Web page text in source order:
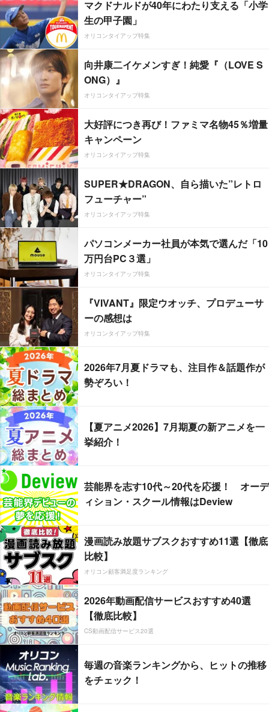
マクドナルドが40年にわたり支える「小学
生の甲子園」
オリコンタイアップ特集
向井康二イケメンすぎ！純愛『（LOVE S
ONG）』
オリコンタイアップ特集
大好評につき再び！ファミマ名物45％増量
キャンペーン
オリコンタイアップ特集
SUPER★DRAGON、自ら描いた”レトロ
フューチャー”
オリコンタイアップ特集
パソコンメーカー社員が本気で選んだ「10
万円台PC３選」
オリコンタイアップ特集
『VIVANT』限定ウオッチ、プロデューサ
ーの感想は
オリコンタイアップ特集
2026年7月夏ドラマも、注目作＆話題作が
勢ぞろい！
【夏アニメ2026】7月期夏の新アニメを一
挙紹介！
芸能界を志す10代～20代を応援！ オーデ
ィション・スクール情報はDeview
漫画読み放題サブスクおすすめ11選【徹底
比較】
オリコン顧客満足度ランキング
2026年動画配信サービスおすすめ40選
【徹底比較】
CS動画配信サービス20選
毎週の音楽ランキングから、ヒットの推移
をチェック！